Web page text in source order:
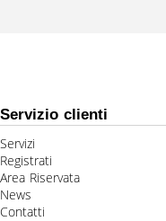
Servizio clienti
Servizi
Registrati
Area Riservata
News
Contatti